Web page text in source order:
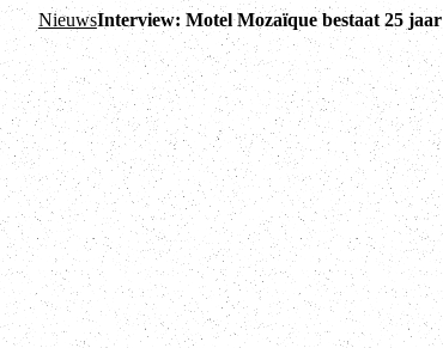
NieuwsInterview: Motel Mozaïque bestaat 25 jaar